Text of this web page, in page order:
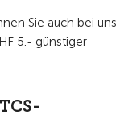
Sie auch bei uns
5.- günstiger